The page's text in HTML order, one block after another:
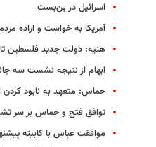
اسرائیل در بن‌بست
آمریکا به خواست و اراده
هنیه: دولت جدید فلسطین تا 3 هفته دیگر تشکیل شود
ابهام از نتیجه نشست سه‌
حماس: متعهد به نابود
توافق فتح و حماس بر سر
موافقت عباس با کابینه